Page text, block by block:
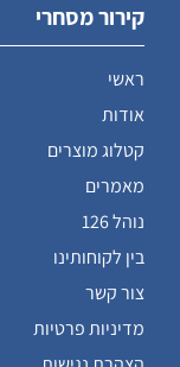
קירור מסחרי
ראשי
אודות
קטלוג מוצרים
מאמרים
נוהל 126
בין לקוחותינו
צור קשר
מדיניות פרטיות